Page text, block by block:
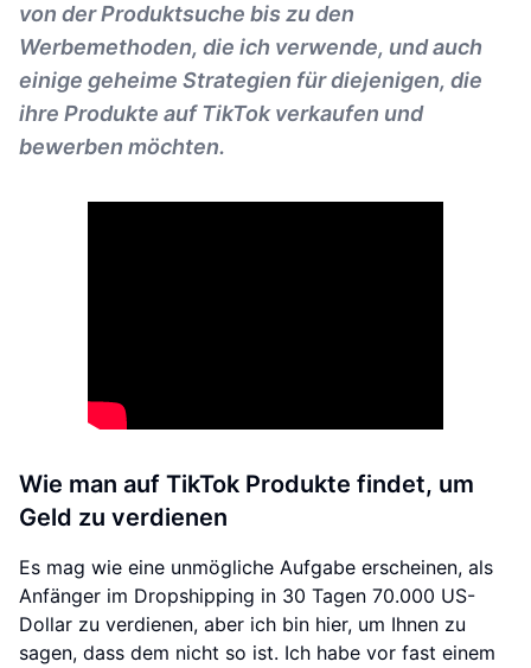
von der Produktsuche bis zu den
Werbemethoden, die ich verwende, und auch
einige geheime Strategien für diejenigen, die
ihre Produkte auf TikTok verkaufen und
bewerben möchten.
Wie man auf TikTok Produkte findet, um
Geld zu verdienen
Es mag wie eine unmögliche Aufgabe erscheinen, als
Anfänger im Dropshipping in 30 Tagen 70.000 US-
Dollar zu verdienen, aber ich bin hier, um Ihnen zu
sagen, dass dem nicht so ist. Ich habe vor fast einem